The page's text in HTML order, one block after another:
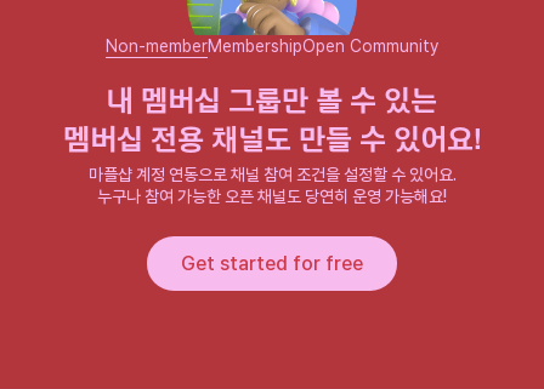
내 멤버십 그룹만 볼 수 있는
멤버십 전용 채널도 만들 수 있어요!
마플샵 계정 연동으로 채널 참여 조건을 설정할 수 있어요.
누구나 참여 가능한 오픈 채널도 당연히 운영 가능해요!
Non-memberMembershipOpen Community
Get started for free